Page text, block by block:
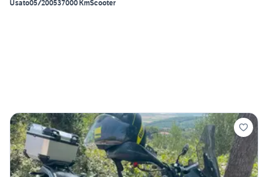
Usato05/200537000 KmScooter